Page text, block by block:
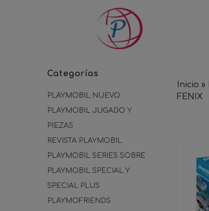
Categorías
PLAYMOBIL NUEVO
PLAYMOBIL JUGADO Y
PIEZAS
REVISTA PLAYMOBIL
PLAYMOBIL SERIES SOBRE
PLAYMOBIL SPECIAL Y
SPECIAL PLUS
PLAYMOFRIENDS
Inicio »
FENIX